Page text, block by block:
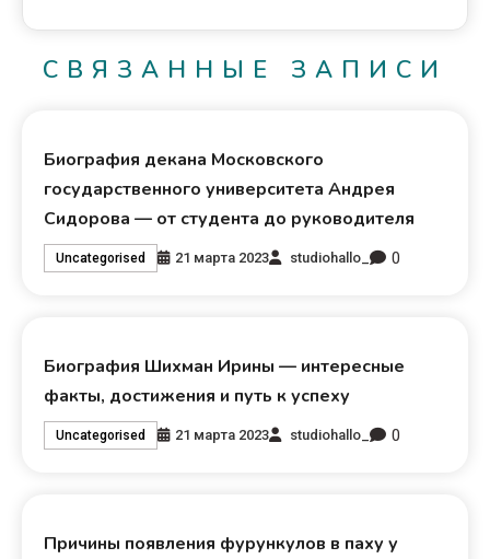
СВЯЗАННЫЕ ЗАПИСИ
Биография декана Московского
государственного университета Андрея
Сидорова — от студента до руководителя
Uncategorised 21 марта 2023 studiohallo_ 0
Биография Шихман Ирины — интересные
факты, достижения и путь к успеху
Uncategorised 21 марта 2023 studiohallo_ 0
Причины появления фурункулов в паху у